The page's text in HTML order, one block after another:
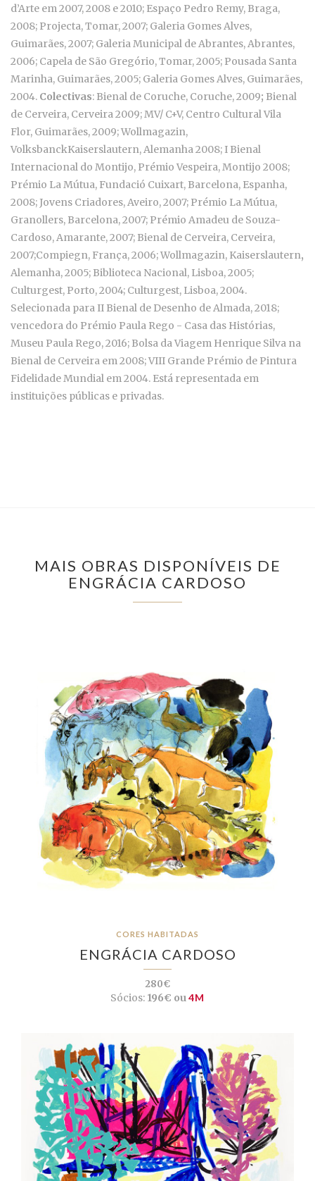
d’Arte em 2007, 2008 e 2010; Espaço Pedro Remy, Braga,
2008; Projecta, Tomar, 2007; Galeria Gomes Alves,
Guimarães, 2007; Galeria Municipal de Abrantes, Abrantes,
2006; Capela de São Gregório, Tomar, 2005; Pousada Santa
Marinha, Guimarães, 2005; Galeria Gomes Alves, Guimarães,
2004. Colectivas: Bienal de Coruche, Coruche, 2009; Bienal
de Cerveira, Cerveira 2009; MV/ C+V, Centro Cultural Vila
Flor, Guimarães, 2009; Wollmagazin,
VolksbanckKaiserslautern, Alemanha 2008; I Bienal
Internacional do Montijo, Prémio Vespeira, Montijo 2008;
Prémio La Mútua, Fundació Cuixart, Barcelona, Espanha,
2008; Jovens Criadores, Aveiro, 2007; Prémio La Mútua,
Granollers, Barcelona, 2007; Prémio Amadeu de Souza-
Cardoso, Amarante, 2007; Bienal de Cerveira, Cerveira,
2007;Compiegn, França, 2006; Wollmagazin, Kaiserslautern,
Alemanha, 2005; Biblioteca Nacional, Lisboa, 2005;
Culturgest, Porto, 2004; Culturgest, Lisboa, 2004.
Selecionada para II Bienal de Desenho de Almada, 2018;
vencedora do Prémio Paula Rego - Casa das Histórias,
Museu Paula Rego, 2016; Bolsa da Viagem Henrique Silva na
Bienal de Cerveira em 2008; VIII Grande Prémio de Pintura
Fidelidade Mundial em 2004. Está representada em
instituições públicas e privadas.
MAIS OBRAS DISPONÍVEIS DE
ENGRÁCIA CARDOSO
CORES HABITADAS
ENGRÁCIA CARDOSO
280€
Sócios: 196€ ou4M